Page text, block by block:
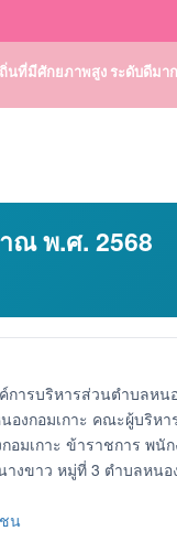
นที่มีศักยภาพสูง ระดับดีม
ณ พ.ศ. 2568
ารบริหารส่วนตำบลห
งกอมเกาะ คณะผู้บริ
มเกาะ ข้าราชการ พ
าว หมู่ที่ 3 ตำบลหนอง
น